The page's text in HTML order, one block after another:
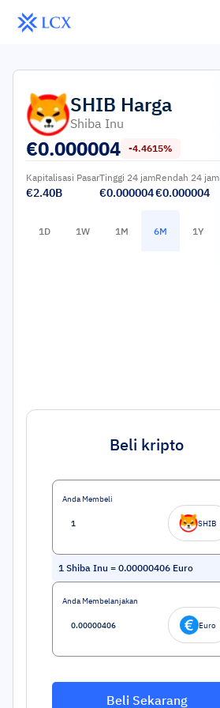
SHIB Harga
Shiba Inu
€0.000004 -4.4615%
Kapitalisasi Pasar
€2.40B
Tinggi 24 jam
€0.000004
Rendah 24 jam
€0.000004
1D 1W 1M 6M 1Y
Beli kripto
Anda Membeli
SHIB
1 Shiba Inu = 0.00000406 Euro
Anda Membelanjakan
Euro
Beli Sekarang